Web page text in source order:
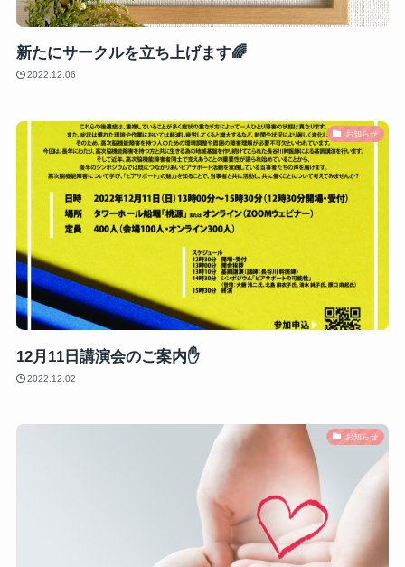
新たにサークルを立ち上げます🌈
2022.12.06
お知らせ
12月11日講演会のご案内✋
2022.12.02
お知らせ